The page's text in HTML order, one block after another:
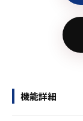
機能詳細